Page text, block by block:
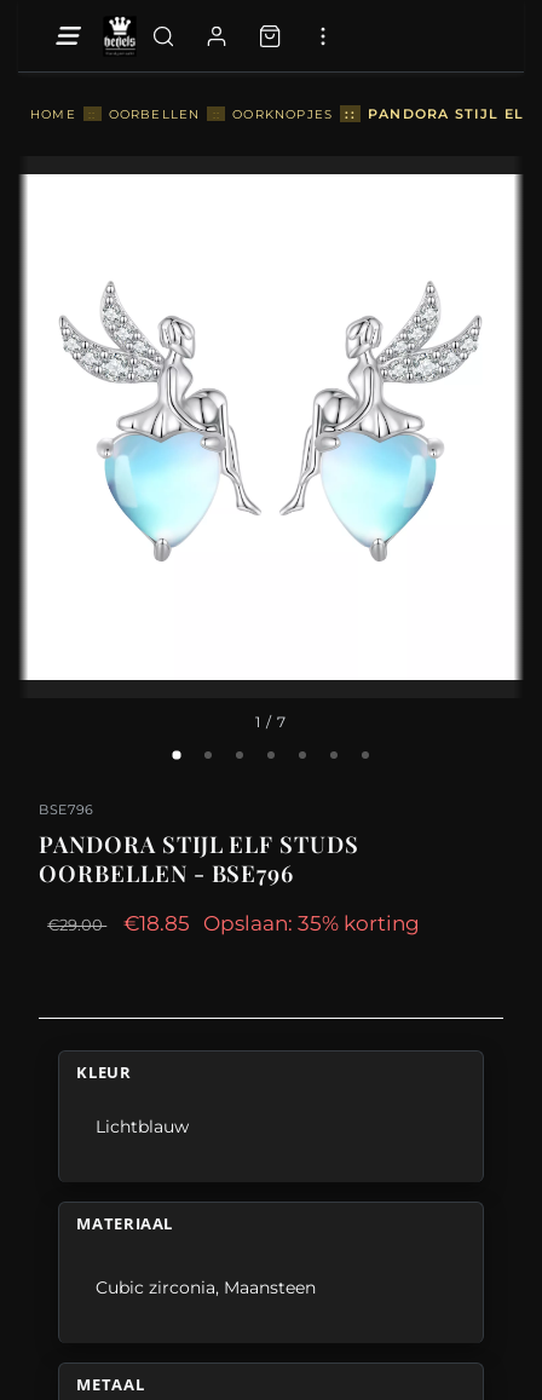
HOME :: OORBELLEN :: OORKNOPJES :: PANDORA STIJL ELF
1 / 7
BSE796
PANDORA STIJL ELF STUDS
OORBELLEN - BSE796
€29.00 €18.85 Opslaan: 35% korting
KLEUR
Lichtblauw
MATERIAAL
Cubic zirconia, Maansteen
METAAL